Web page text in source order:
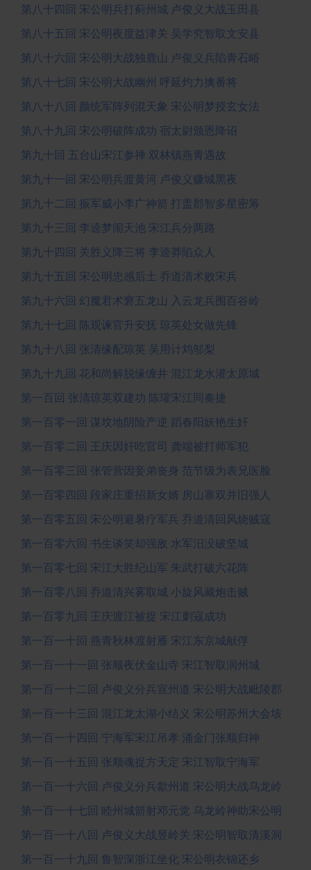
第八十四回 宋公明兵打蓟州城 卢俊义大战玉田县
第八十五回 宋公明夜度益津关 吴学究智取文安县
第八十六回 宋公明大战独鹿山 卢俊义兵陷青石峪
第八十七回 宋公明大战幽州 呼延灼力擒番将
第八十八回 颜统军阵列混天象 宋公明梦授玄女法
第八十九回 宋公明破阵成功 宿太尉颁恩降诏
第九十回 五台山宋江参禅 双林镇燕青遇故
第九十一回 宋公明兵渡黄河 卢俊义赚城黑夜
第九十二回 振军威小李广神箭 打盖郡智多星密筹
第九十三回 李逵梦闹天池 宋江兵分两路
第九十四回 关胜义降三将 李逵莽陷众人
第九十五回 宋公明忠感后土 乔道清术败宋兵
第九十六回 幻魔君术窘五龙山 入云龙兵围百谷岭
第九十七回 陈观谏官升安抚 琼英处女做先锋
第九十八回 张清缘配琼英 吴用计鸩邬梨
第九十九回 花和尚解脱缘缠井 混江龙水灌太原城
第一百回 张清琼英双建功 陈瓘宋江同奏捷
第一百零一回 谋坟地阴险产逆 蹈春阳妖艳生奸
第一百零二回 王庆因奸吃官司 龚端被打师军犯
第一百零三回 张管营因妾弟丧身 范节级为表兄医脸
第一百零四回 段家庄重招新女婿 房山寨双并旧强人
第一百零五回 宋公明避暑疗军兵 乔道清回风烧贼寇
第一百零六回 书生谈笑却强敌 水军汨没破坚城
第一百零七回 宋江大胜纪山军 朱武打破六花阵
第一百零八回 乔道清兴雾取城 小旋风藏炮击贼
第一百零九回 王庆渡江被捉 宋江剿寇成功
第一百一十回 燕青秋林渡射雁 宋江东京城献俘
第一百一十一回 张顺夜伏金山寺 宋江智取润州城
第一百一十二回 卢俊义分兵宣州道 宋公明大战毗陵郡
第一百一十三回 混江龙太湖小结义 宋公明苏州大会垓
第一百一十四回 宁海军宋江吊孝 涌金门张顺归神
第一百一十五回 张顺魂捉方天定 宋江智取宁海军
第一百一十六回 卢俊义分兵歙州道 宋公明大战乌龙岭
第一百一十七回 睦州城箭射邓元觉 乌龙岭神助宋公明
第一百一十八回 卢俊义大战昱岭关 宋公明智取清溪洞
第一百一十九回 鲁智深浙江坐化 宋公明衣锦还乡